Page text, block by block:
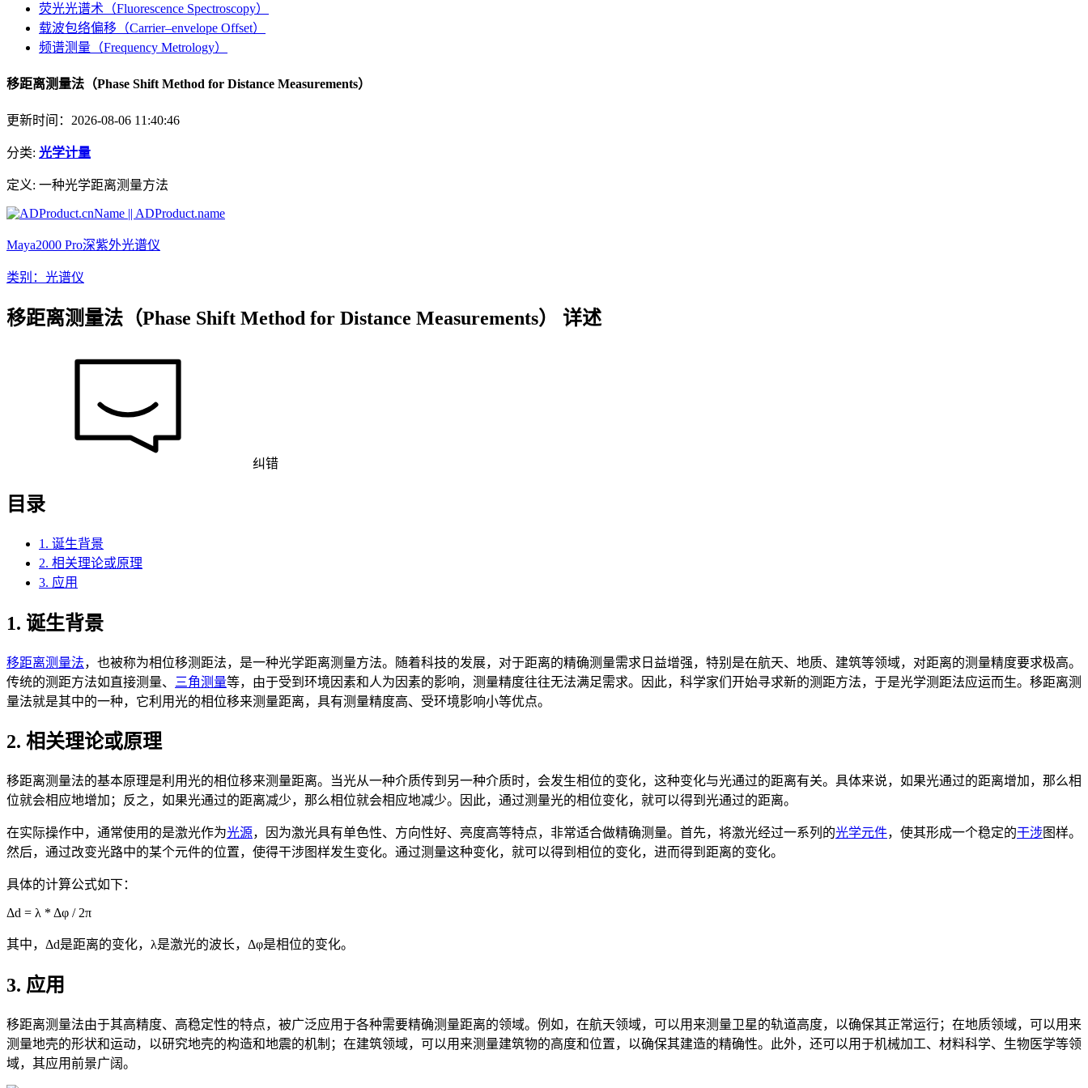
荧光光谱术（Fluorescence Spectroscopy）
载波包络偏移（Carrier–envelope Offset）
频谱测量（Frequency Metrology）
移距离测量法（Phase Shift Method for Distance Measurements）
更新时间：2026-08-06 11:40:46
分类: 光学计量
定义: 一种光学距离测量方法
Maya2000 Pro深紫外光谱仪
类别：光谱仪
移距离测量法（Phase Shift Method for Distance Measurements） 详述
纠错
目录
1. 诞生背景
2. 相关理论或原理
3. 应用
1. 诞生背景
移距离测量法，也被称为相位移测距法，是一种光学距离测量方法。随着科技的发展，对于距离的精确测量需求日益增强，特别是在航天、地质、建筑等领域，对距离的测量精度要求极高。
传统的测距方法如直接测量、
三角测量等，由于受到环境因素和人为因素的影响，测量精度往往无法满足需求。因此，科学家们开始寻求新的测距方法，于是光学测距法应运而生。移距离测
量法就是其中的一种，它利用光的相位移来测量距离，具有测量精度高、受环境影响小等优点。
2. 相关理论或原理
移距离测量法的基本原理是利用光的相位移来测量距离。当光从一种介质传到另一种介质时，会发生相位的变化，这种变化与光通过的距离有关。具体来说，如果光通过的距离增加，那么相
位就会相应地增加；反之，如果光通过的距离减少，那么相位就会相应地减少。因此，通过测量光的相位变化，就可以得到光通过的距离。
在实际操作中，通常使用的是激光作为光源，因为激光具有单色性、方向性好、亮度高等特点，非常适合做精确测量。首先，将激光经过一系列的光学元件，使其形成一个稳定的干涉图样。
然后，通过改变光路中的某个元件的位置，使得干涉图样发生变化。通过测量这种变化，就可以得到相位的变化，进而得到距离的变化。
具体的计算公式如下：
Δd = λ * Δφ / 2π
其中，Δd是距离的变化，λ是激光的波长，Δφ是相位的变化。
3. 应用
移距离测量法由于其高精度、高稳定性的特点，被广泛应用于各种需要精确测量距离的领域。例如，在航天领域，可以用来测量卫星的轨道高度，以确保其正常运行；在地质领域，可以用来
测量地壳的形状和运动，以研究地壳的构造和地震的机制；在建筑领域，可以用来测量建筑物的高度和位置，以确保其建造的精确性。此外，还可以用于机械加工、材料科学、生物医学等领
域，其应用前景广阔。